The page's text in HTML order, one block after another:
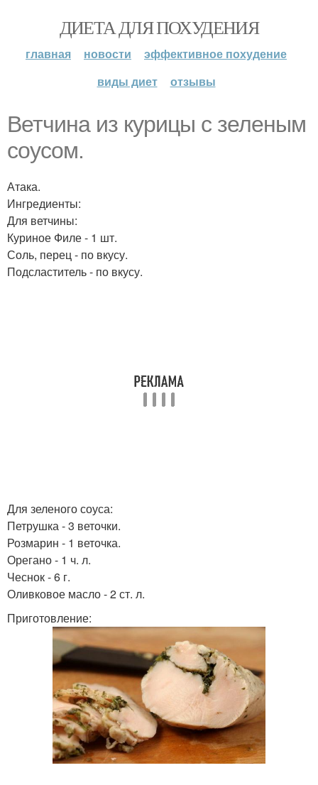
ДИЕТА ДЛЯ ПОХУДЕНИЯ
главная новости
эффективное похудение
виды диет
отзывы
Ветчина из курицы с зеленым
соусом.
Атака.
Ингредиенты:
Для ветчины:
Куриное Филе - 1 шт.
Соль, перец - по вкусу.
Подсластитель - по вкусу.
Для зеленого соуса:
Петрушка - 3 веточки.
Розмарин - 1 веточка.
Орегано - 1 ч. л.
Чеснок - 6 г.
Оливковое масло - 2 ст. л.
Приготовление: